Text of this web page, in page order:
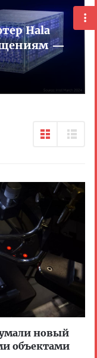
Hala
—
новый
объектами